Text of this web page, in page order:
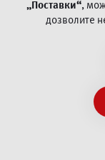
„Поставки“,
дозволите